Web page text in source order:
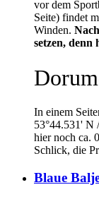
vor dem
Seite) findet
Winden.
setzen, denn
In einem
53°44.531' N
hier noch ca.
Schlick, die
Blaue